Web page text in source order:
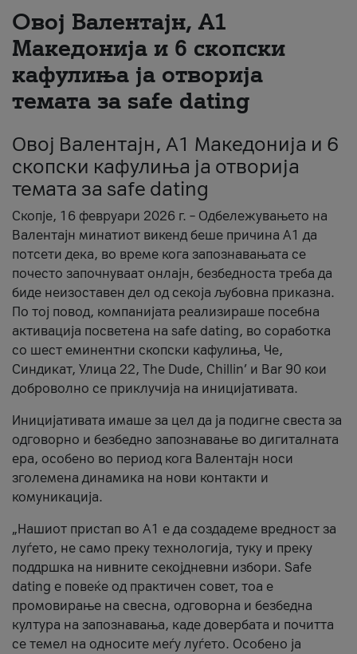
Овој Валентајн, A1
Македонија и 6 скопски
кафулиња ја отворија
темата за safe dating
Овој Валентајн, A1 Македонија и 6
скопски кафулиња ја отворија
темата за safe dating
Скопје, 16 февруари 2026 г. – Одбележувањето на
Валентајн минатиот викенд беше причина А1 да
потсети дека, во време кога запознавањата се
почесто започнуваат онлајн, безбедноста треба да
биде неизоставен дел од секоја љубовна приказна.
По тој повод, компанијата реализираше посебна
активација посветена на safe dating, во соработка
со шест еминентни скопски кафулиња, Че,
Синдикат, Улица 22, The Dude, Chillin’ и Bar 90 кои
доброволно се приклучија на иницијативата.
Иницијативата имаше за цел да ја подигне свеста за
одговорно и безбедно запознавање во дигиталната
ера, особено во период кога Валентајн носи
зголемена динамика на нови контакти и
комуникација.
„Нашиот пристап во А1 е да создадеме вредност за
луѓето, не само преку технологија, туку и преку
поддршка на нивните секојдневни избори. Safe
dating е повеќе од практичен совет, тоа е
промовирање на свесна, одговорна и безбедна
култура на запознавања, каде довербата и почитта
се темел на односите меѓу луѓето. Особено ја